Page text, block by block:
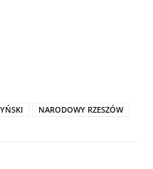
NARODOWY RZESZÓW